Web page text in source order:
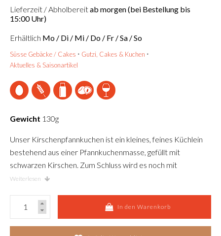
Lieferzeit / Abholbereitab morgen (bei Bestellung bis
15:00 Uhr)
Erhältlich Mo / Di / Mi / Do / Fr / Sa / So
Süsse Gebäcke / Cakes
Gutzi, Cakes & Kuchen
Aktuelles & Saisonartikel
Gewicht 130g
Unser Kirschenpfannkuchen ist ein kleines, feines Küchlein
bestehend aus einer Pfannkuchenmasse, gefüllt mit
schwarzen Kirschen. Zum Schluss wird es noch mit
Puderzucker bestäubt.
Weiterlesen
In den Warenkorb